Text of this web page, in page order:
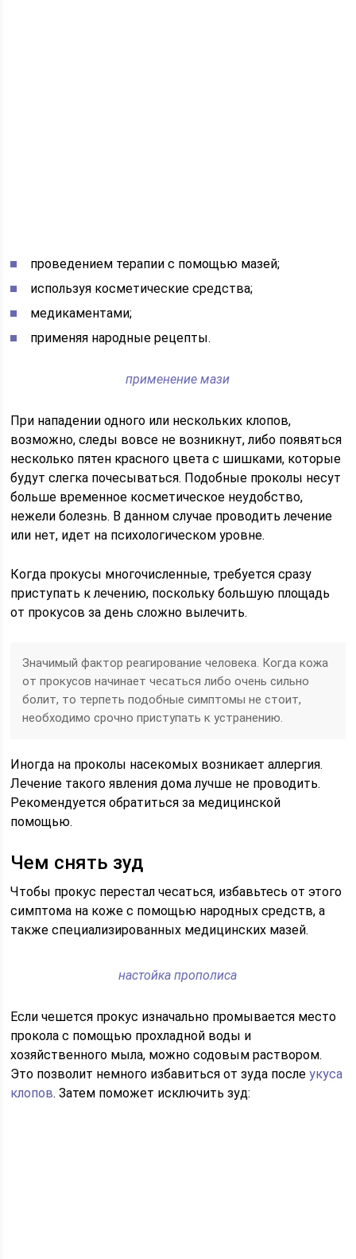
проведением терапии с помощью мазей;
используя косметические средства;
медикаментами;
применяя народные рецепты.
применение мази
При нападении одного или нескольких клопов,
возможно, следы вовсе не возникнут, либо появяться
несколько пятен красного цвета с шишками, которые
будут слегка почесываться. Подобные проколы несут
больше временное косметическое неудобство,
нежели болезнь. В данном случае проводить лечение
или нет, идет на психологическом уровне.
Когда прокусы многочисленные, требуется сразу
приступать к лечению, поскольку большую площадь
от прокусов за день сложно вылечить.
Значимый фактор реагирование человека. Когда кожа
от прокусов начинает чесаться либо очень сильно
болит, то терпеть подобные симптомы не стоит,
необходимо срочно приступать к устранению.
Иногда на проколы насекомых возникает аллергия.
Лечение такого явления дома лучше не проводить.
Рекомендуется обратиться за медицинской
помощью.
Чем снять зуд
Чтобы прокус перестал чесаться, избавьтесь от этого
симптома на коже с помощью народных средств, а
также специализированных медицинских мазей.
настойка прополиса
Если чешется прокус изначально промывается место
прокола с помощью прохладной воды и
хозяйственного мыла, можно содовым раствором.
Это позволит немного избавиться от зуда после укуса
клопов. Затем поможет исключить зуд: